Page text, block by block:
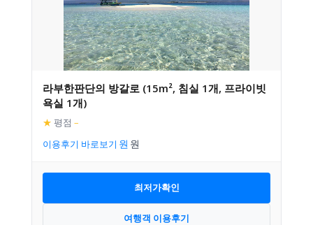
라부한판단의 방갈로 (15m², 침실 1개, 프라이빗
욕실 1개)
★ 평점 –
이용후기 바로보기
최저가확인
여행객 이용후기